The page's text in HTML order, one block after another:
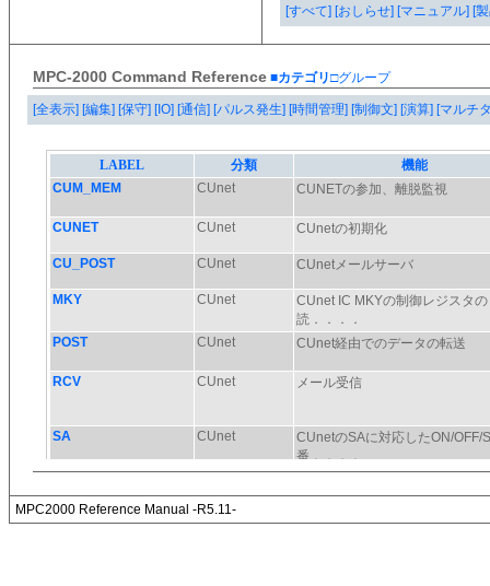
[すべて] [おしらせ] [マニュアル] [
MPC-2000 Command Reference ■カテゴリ□グループ
[全表示] [編集] [保守] [IO] [通信] [パルス発生] [時間管理] [制御文] [演算] [マルチ
MPC2000 Reference Manual -R5.11-